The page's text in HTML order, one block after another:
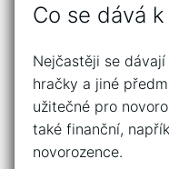
Co se dává
Nejčastěji se
hračky a jiné
užitečné pro
také finanční,
novorozence.